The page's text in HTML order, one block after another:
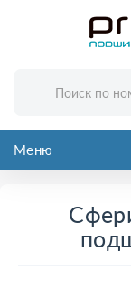
Меню